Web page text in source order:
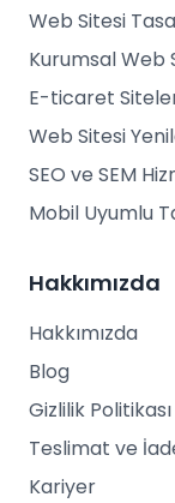
Web Sitesi
Kurumsal Web
E-ticaret
Web Sitesi
SEO ve SEM
Mobil Uyumlu
Hakkımızda
Hakkımızda
Blog
Gizlilik Politikası
Teslimat ve
Kariyer